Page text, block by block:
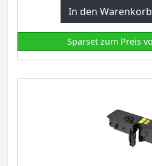
Sparset zum Preis